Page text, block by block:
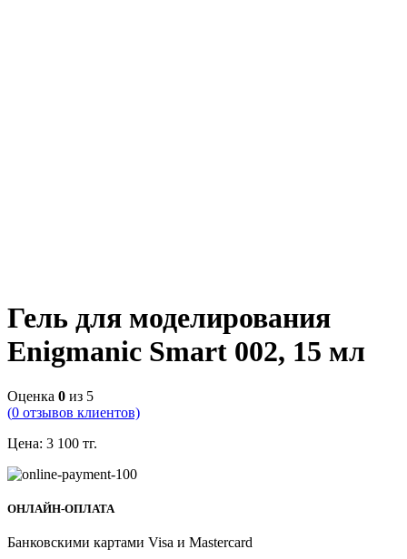
Гель для моделирования
Enigmanic Smart 002, 15 мл
Оценка 0 из 5
(0 отзывов клиентов)
Цена: 3 100 тг.
ОНЛАЙН-ОПЛАТА
Банковскими картами Visa и Mastercard